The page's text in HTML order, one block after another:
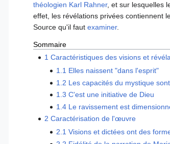
théologien Karl Rahner, et sur lesquelles
effet, les révélations privées contiennent
Source qu'il faut examiner.
Sommaire
1 Caractéristiques des visions et
1.1 Elles naissent "dans l'esprit"
1.2 Les capacités du mystique
1.3 C'est une initiative de Dieu
1.4 Le ravissement est
2 Caractérisation de l'œuvre
2.1 Visions et dictées ont des